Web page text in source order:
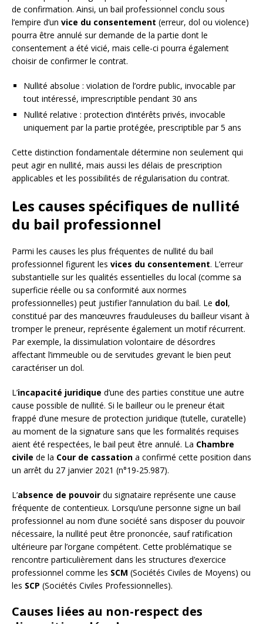
de confirmation. Ainsi, un bail professionnel conclu sous
l’empire d’un vice du consentement (erreur, dol ou violence)
pourra être annulé sur demande de la partie dont le
consentement a été vicié, mais celle-ci pourra également
choisir de confirmer le contrat.
Nullité absolue : violation de l’ordre public, invocable par
tout intéressé, imprescriptible pendant 30 ans
Nullité relative : protection d’intérêts privés, invocable
uniquement par la partie protégée, prescriptible par 5 ans
Cette distinction fondamentale détermine non seulement qui
peut agir en nullité, mais aussi les délais de prescription
applicables et les possibilités de régularisation du contrat.
Les causes spécifiques de nullité
du bail professionnel
Parmi les causes les plus fréquentes de nullité du bail
professionnel figurent les vices du consentement. L’erreur
substantielle sur les qualités essentielles du local (comme sa
superficie réelle ou sa conformité aux normes
professionnelles) peut justifier l’annulation du bail. Le dol,
constitué par des manœuvres frauduleuses du bailleur visant à
tromper le preneur, représente également un motif récurrent.
Par exemple, la dissimulation volontaire de désordres
affectant l’immeuble ou de servitudes grevant le bien peut
caractériser un dol.
L’incapacité juridique d’une des parties constitue une autre
cause possible de nullité. Si le bailleur ou le preneur était
frappé d’une mesure de protection juridique (tutelle, curatelle)
au moment de la signature sans que les formalités requises
aient été respectées, le bail peut être annulé. La Chambre
civile de la Cour de cassation a confirmé cette position dans
un arrêt du 27 janvier 2021 (n°19-25.987).
L’absence de pouvoir du signataire représente une cause
fréquente de contentieux. Lorsqu’une personne signe un bail
professionnel au nom d’une société sans disposer du pouvoir
nécessaire, la nullité peut être prononcée, sauf ratification
ultérieure par l’organe compétent. Cette problématique se
rencontre particulièrement dans les structures d’exercice
professionnel comme les SCM (Sociétés Civiles de Moyens) ou
les SCP (Sociétés Civiles Professionnelles).
Causes liées au non-respect des